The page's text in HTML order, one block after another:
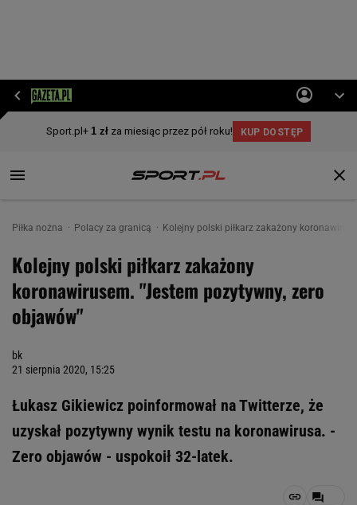
Piłka nożna Polacy za granicą Kolejny polski piłkarz zakażony
Kolejny polski piłkarz zakażony
koronawirusem. "Jestem pozytywny, zero
objawów"
bk
21 sierpnia 2020, 15:25
Łukasz Gikiewicz poinformował na Twitterze, że
uzyskał pozytywny wynik testu na koronawirusa. -
Zero objawów - uspokoił 32-latek.